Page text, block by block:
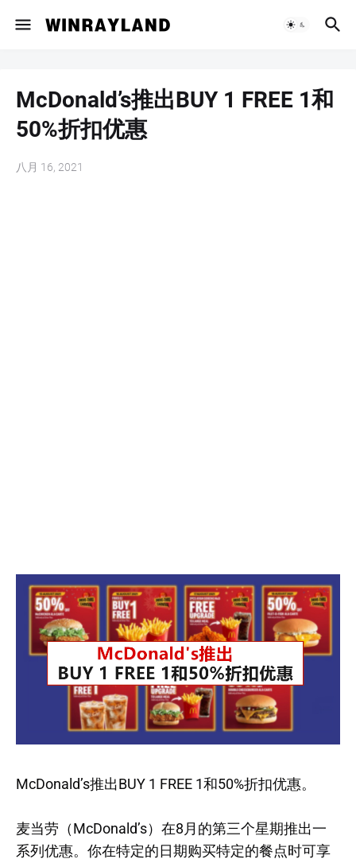
McDonald’s推出BUY 1 FREE 1和
50%折扣优惠
八月 16, 2021
McDonald’s推出BUY 1 FREE 1和50%折扣优惠。
麦当劳（McDonald’s）在8月的第三个星期推出一
系列优惠。你在特定的日期购买特定的餐点时可享